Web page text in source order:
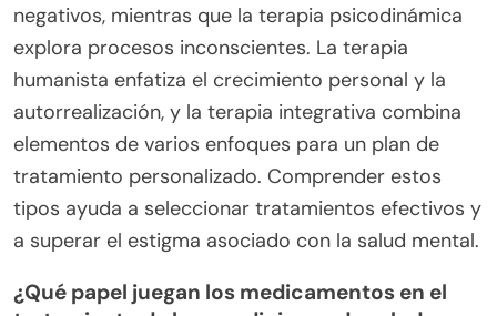
a las necesidades individuales. Los tipos
principales incluyen terapia cognitivo-conductual,
terapia psicodinámica, terapia humanista y terapia
integrativa. Cada tipo aborda los trastornos de
salud mental a través de métodos y técnicas
distintas. La terapia cognitivo-conductual se
centra en cambiar patrones de pensamiento
negativos, mientras que la terapia psicodinámica
humanista enfatiza el crecimiento personal y la